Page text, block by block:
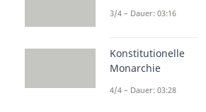
Lange Zeit wurde
in Deutsch
verwendet. Es
3/4 – Dauer: 03:16
Konstitutionelle
Monarchie
4/4 – Dauer: 03:28